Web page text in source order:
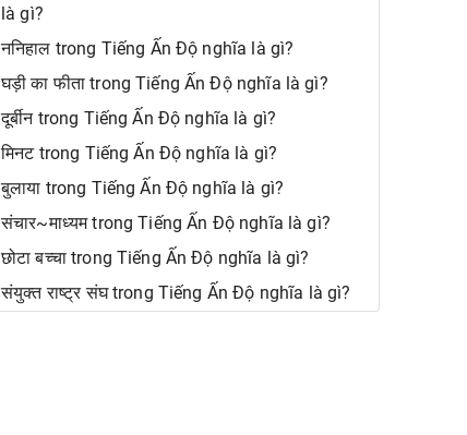
là gì?
ननिहाल trong Tiếng Ấn Độ nghĩa là gì?
घड़ी का फीता trong Tiếng Ấn Độ nghĩa là gì?
दूर्बीन trong Tiếng Ấn Độ nghĩa là gì?
मिनट trong Tiếng Ấn Độ nghĩa là gì?
बुलाया trong Tiếng Ấn Độ nghĩa là gì?
संचार~माध्यम trong Tiếng Ấn Độ nghĩa là gì?
छोटा बच्चा trong Tiếng Ấn Độ nghĩa là gì?
संयुक्त राष्ट्र संघ trong Tiếng Ấn Độ nghĩa là gì?